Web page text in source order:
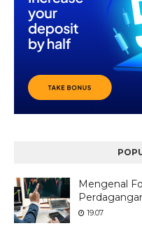
Mengenal
19.07